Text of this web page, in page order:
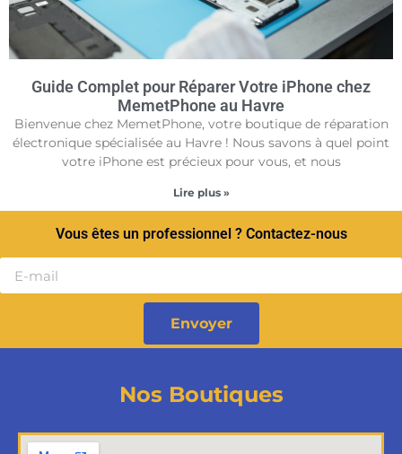
Guide Complet pour Réparer Votre iPhone chez
MemetPhone au Havre
Bienvenue chez MemetPhone, votre boutique de réparation
électronique spécialisée au Havre ! Nous savons à quel point
votre iPhone est précieux pour vous, et nous
Lire plus »
Vous êtes un professionnel ? Contactez-nous
Envoyer
Nos Boutiques